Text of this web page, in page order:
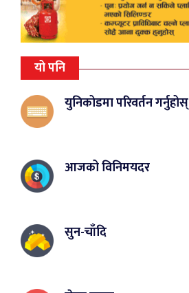
यो पनि
युनिकोडमा परिवर्तन गर्नुहोस्
आजको विनिमयदर
सुन-चाँदि